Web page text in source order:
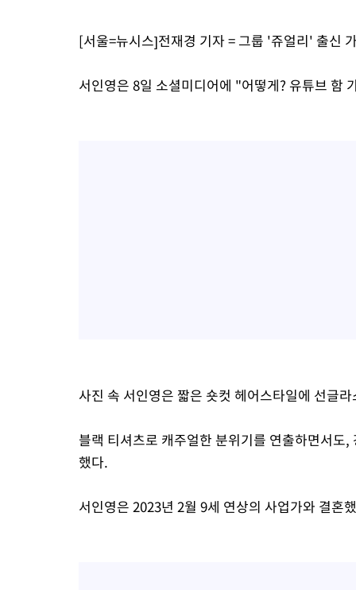
[서울=뉴시스]전재경 기자 = 그룹 '쥬얼리' 출신
서인영은 8일 소셜미디어에 "어떻게? 유튜브 함
사진 속 서인영은 짧은 숏컷 헤어스타일에 선글
블랙 티셔츠로 캐주얼한 분위기를 연출하면서도
했다.
서인영은 2023년 2월 9세 연상의 사업가와 결혼